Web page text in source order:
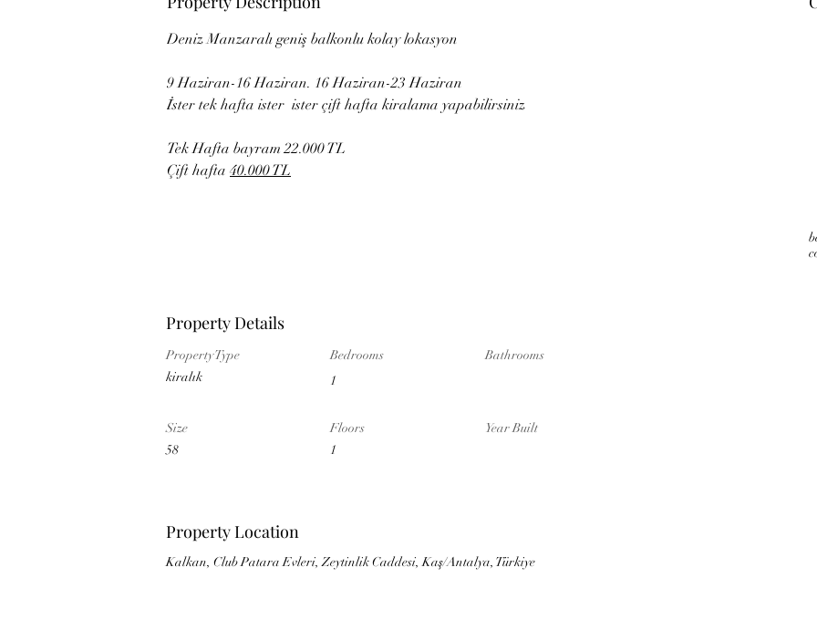
Deniz Manzaralı geniş balkonlu kolay lokasyon
9 Haziran-16 Haziran. 16 Haziran-23 Haziran
İster tek hafta ister  ister çift hafta kiralama yapabilirsiniz
Tek Hafta bayram 22.000 TL
Çift hafta 40.000 TL
Property Details
Property Type
kiralık
Bedrooms
1
Bathrooms
Size
58
Floors
1
Year Built
Property Location
Kalkan, Club Patara Evleri, Zeytinlik Caddesi, Kaş/Antalya, Türkiye